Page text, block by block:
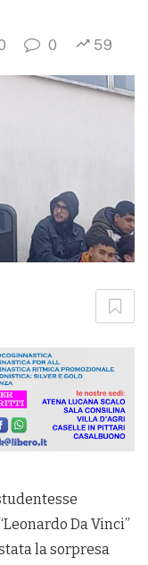
0 59
Da Vinci”
la sorpresa